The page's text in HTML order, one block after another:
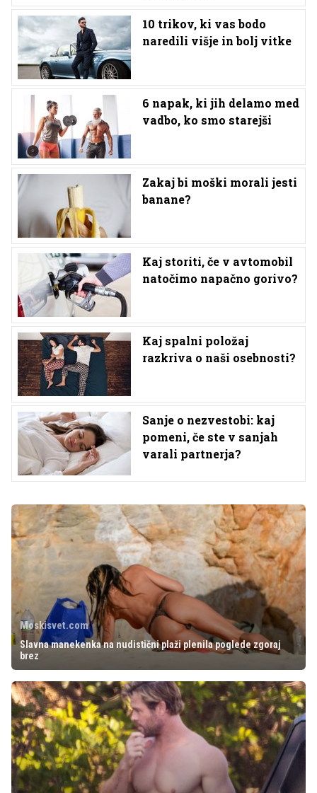
10 trikov, ki vas bodo
naredili višje in bolj vitke
6 napak, ki jih delamo med
vadbo, ko smo starejši
Zakaj bi moški morali jesti
banane?
Kaj storiti, če v avtomobil
natočimo napačno gorivo?
Kaj spalni položaj
razkriva o naši osebnosti?
Sanje o nezvestobi: kaj
pomeni, če ste v sanjah
varali partnerja?
Moskisvet.com
Slavna manekenka na nudistični plaži plenila poglede zgoraj
brez